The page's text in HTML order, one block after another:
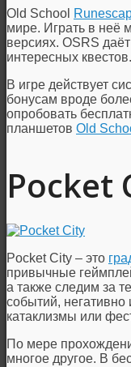
Old School
мире. Играть в неё
версиях. OSRS
интересных квестов.
В игре действует
бонусам вроде
опробовать
планшетов Old
Pocket
Pocket City – это
привычные
а также следим за
событий,
катаклизмы или
По мере
многое другое. В